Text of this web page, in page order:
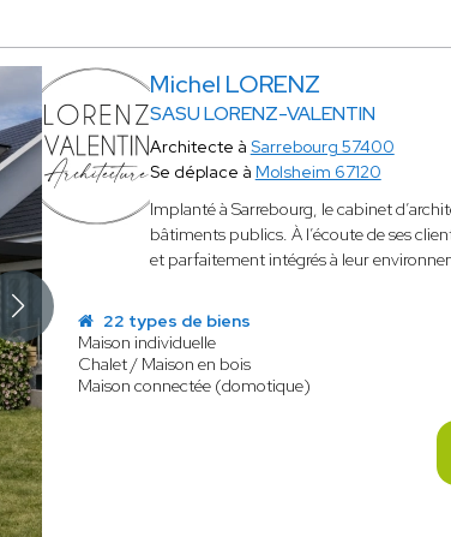
Michel LORENZ
SASU LORENZ-VALENTIN
Architecte à Sarrebourg 57400
Se déplace à Molsheim 67120
Implanté à Sarrebourg, le cabinet
bâtiments publics. À l’écoute de ses
et parfaitement intégrés à leur
22 types de biens
Maison individuelle
Chalet / Maison en bois
Maison connectée (domotique)